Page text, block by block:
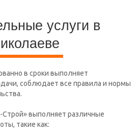
услуги в
в сроки выполняет
соблюдает все правила и нормы
выполняет различные
такие как: